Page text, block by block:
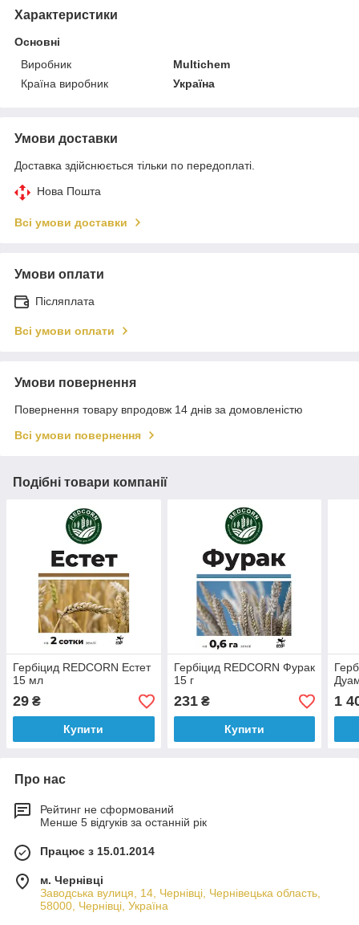
Характеристики
Основні
Виробник
Multichem
Країна виробник
Україна
Умови доставки
Доставка здійснюється тільки по передоплаті.
Нова Пошта
Всі умови доставки
Умови оплати
Післяплата
Всі умови оплати
Умови повернення
Повернення товару впродовж 14 днів за домовленістю
Всі умови повернення
Подібні товари компанії
Гербіцид REDCORN Естет
15 мл
29 ₴
Купити
Гербіцид REDCORN Фурак
15 г
231₴
Купити
1
Про нас
Рейтинг не сформований
Менше 5 відгуків за останній рік
Працює з 15.01.2014
м. Чернівці
Заводська вулиця, 14, Чернівці, Чернівецька область,
58000, Чернівці, Україна